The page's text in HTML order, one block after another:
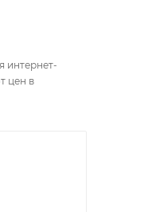
интернет-
цен в